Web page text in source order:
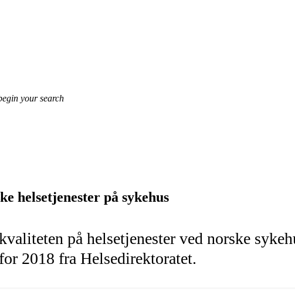
your search
helsetjenester på sykehus
på helsetjenester ved norske
2018 fra Helsedirektoratet.